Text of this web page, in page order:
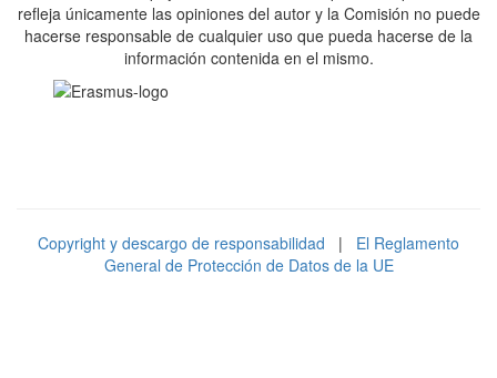
refleja únicamente las opiniones del autor y la Comisión no puede
hacerse responsable de cualquier uso que pueda hacerse de la
información contenida en el mismo.
Copyright y descargo de responsabilidad | El Reglamento
General de Protección de Datos de la UE